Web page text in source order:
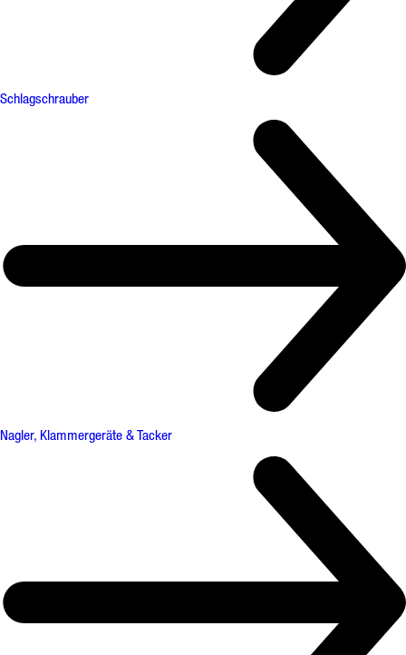
Schlagschrauber
Nagler, Klammergeräte & Tacker